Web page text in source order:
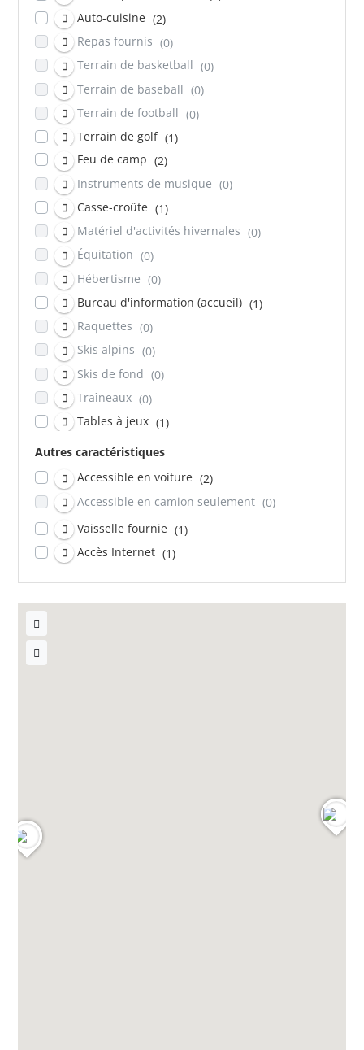
Auto-cuisine (2)
Repas fournis (0)
Terrain de basketball (0)
Terrain de baseball (0)
Terrain de football (0)
Terrain de golf (1)
Terrain de volleyball
Piste cyclable (1)
Salle de jeux et détente
Zone pêche (1)
Feu de camp (2)
Instruments de musique (0)
Casse-croûte (1)
Matériel d'activités hivernales (0)
Équitation (0)
Hébertisme (0)
Bureau d'information (accueil) (1)
Raquettes (0)
Skis alpins (0)
Skis de fond (0)
Traîneaux (0)
Tables à jeux (1)
Plage (2)
Autres caractéristiques
Accessible en voiture (2)
Accessible en camion seulement (0)
Vaisselle fournie (1)
Accès Internet (1)